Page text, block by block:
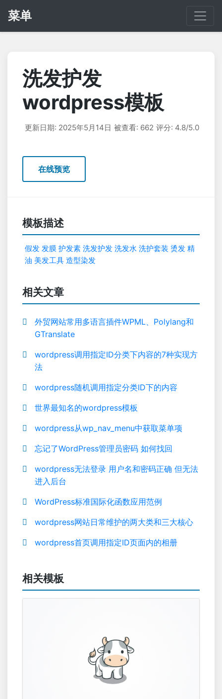
菜单
洗发护发
wordpress模板
更新日期: 2025年5月14日 被查看: 662 评分: 4.8/5.0
在线预览
模板描述
假发 发膜 护发素 洗发护发 洗发水 洗护套装 烫发 精
油 美发工具 造型染发
相关文章
外贸网站常用多语言插件WPML、Polylang和
GTranslate
wordpress调用指定ID分类下内容的7种实现方
法
wordpress随机调用指定分类ID下的内容
世界最知名的wordpress模板
wordpress从wp_nav_menu中获取菜单项
忘记了WordPress管理员密码 如何找回
wordpress无法登录 用户名和密码正确 但无法
进入后台
WordPress标准国际化函数应用范例
wordpress网站日常维护的两大类和三大核心
wordpress首页调用指定ID页面内的相册
相关模板